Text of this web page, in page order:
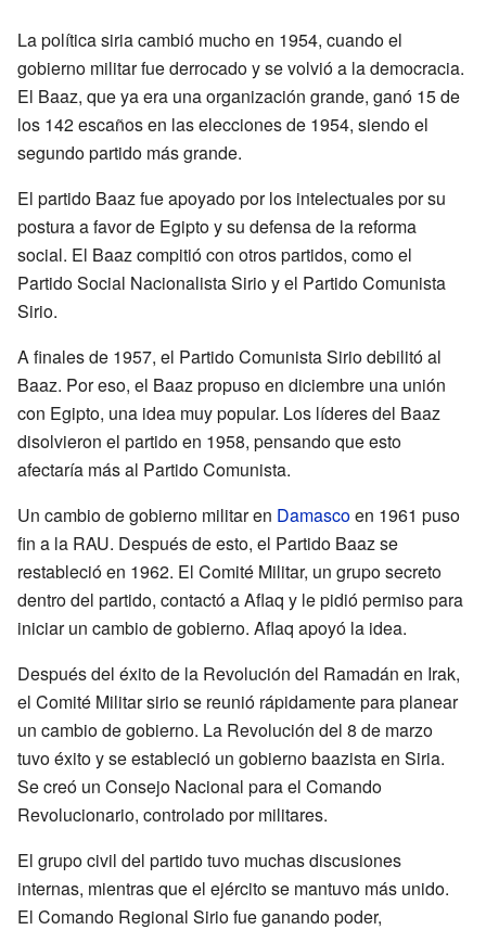
La política siria cambió mucho en 1954, cuando el
gobierno militar fue derrocado y se volvió a la democracia.
El Baaz, que ya era una organización grande, ganó 15 de
los 142 escaños en las elecciones de 1954, siendo el
segundo partido más grande.
El partido Baaz fue apoyado por los intelectuales por su
postura a favor de Egipto y su defensa de la reforma
social. El Baaz compitió con otros partidos, como el
Partido Social Nacionalista Sirio y el Partido Comunista
Sirio.
A finales de 1957, el Partido Comunista Sirio debilitó al
Baaz. Por eso, el Baaz propuso en diciembre una unión
con Egipto, una idea muy popular. Los líderes del Baaz
disolvieron el partido en 1958, pensando que esto
afectaría más al Partido Comunista.
Un cambio de gobierno militar en Damascoen 1961 puso
fin a la RAU. Después de esto, el Partido Baaz se
restableció en 1962. El Comité Militar, un grupo secreto
dentro del partido, contactó a Aflaq y le pidió permiso para
iniciar un cambio de gobierno. Aflaq apoyó la idea.
Después del éxito de la Revolución del Ramadán en Irak,
el Comité Militar sirio se reunió rápidamente para planear
un cambio de gobierno. La Revolución del 8 de marzo
tuvo éxito y se estableció un gobierno baazista en Siria.
Se creó un Consejo Nacional para el Comando
Revolucionario, controlado por militares.
El grupo civil del partido tuvo muchas discusiones
internas, mientras que el ejército se mantuvo más unido.
El Comando Regional Sirio fue ganando poder,